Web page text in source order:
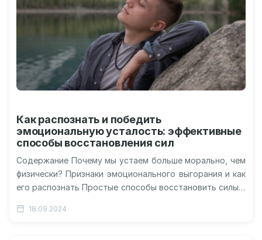
Как распознать и победить
эмоциональную усталость: эффективные
способы восстановления сил
Содержание Почему мы устаем больше морально, чем
физически? Признаки эмоционального выгорания и как
его распознать Простые способы восстановить силы и
18.09.2024